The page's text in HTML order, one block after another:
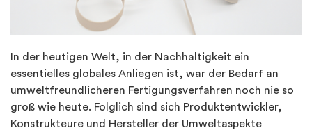
In der heutigen Welt, in der Nachhaltigkeit ein
essentielles globales Anliegen ist, war der Bedarf an
umweltfreundlicheren Fertigungsverfahren noch nie so
groß wie heute. Folglich sind sich Produktentwickler,
Konstrukteure und Hersteller der Umweltaspekte